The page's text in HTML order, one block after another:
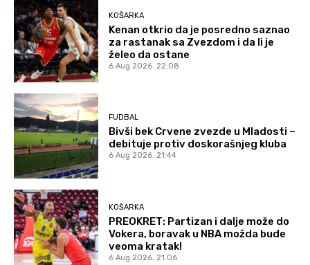
KOŠARKA
Kenan otkrio da je posredno saznao
za rastanak sa Zvezdom i da li je
želeo da ostane
6 Aug 2026. 22:08
FUDBAL
Bivši bek Crvene zvezde u Mladosti –
debituje protiv doskorašnjeg kluba
6 Aug 2026. 21:44
KOŠARKA
PREOKRET: Partizan i dalje može do
Vokera, boravak u NBA možda bude
veoma kratak!
6 Aug 2026. 21:06